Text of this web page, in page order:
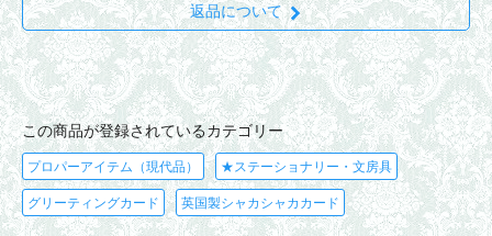
返品について
この商品が登録されているカテゴリー
プロパーアイテム（現代品） ★ステーショナリー・文房具
グリーティングカード 英国製シャカシャカカード